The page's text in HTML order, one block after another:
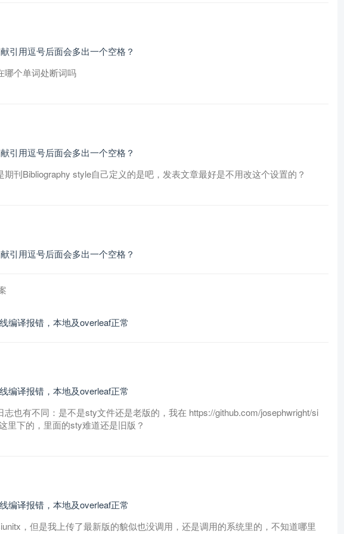
引用逗号后面会多出一个空格？
哪个单词处断词吗
引用逗号后面会多出一个空格？
期刊Bibliography style自己定义的是吧，发表文章最好是不用改这个设置的？
引用逗号后面会多出一个空格？
编译报错，本地及overleaf正常
编译报错，本地及overleaf正常
志也有不同：是不是sty文件还是老版的，我在 https://github.com/josephwright/si
里下的，里面的sty难道还是旧版？
编译报错，本地及overleaf正常
，但是我上传了最新版的貌似也没调用，还是调用的系统里的，不知道哪里